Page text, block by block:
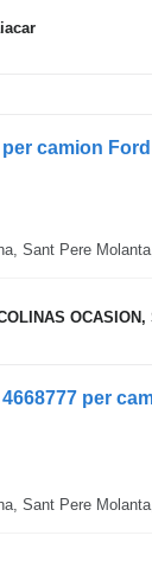
camion
Sant Pere
OCASION,
per
Sant Pere